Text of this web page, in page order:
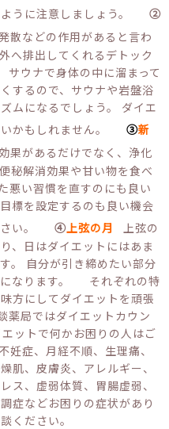
ように注意しましょう。 ②
散などの作用があると言わ
へ排出してくれるデトック
ウナで身体の中に溜まって
するので、サウナや岩盤浴
ムになるでしょう。 ダイエ
いかもしれません。 ③新
果があるだけでなく、浄化
秘解消効果や甘い物を食べ
悪い習慣を直すのにも良い
標を設定するのも良い機会
さい。 ④上弦の月
上弦の
、日はダイエットにはあま
。 自分が引き締めたい部分
になります。 それぞれの特
方にしてダイエットを頑張
薬局ではダイエットカウン
ットで何かお困りの人はご
症、月経不順、生理痛、
肌、皮膚炎、アレルギー、
ス、虚弱体質、胃腸虚弱、
症などお困りの症状があり
ください。